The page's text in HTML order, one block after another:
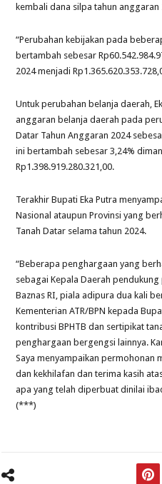
kembali dana silpa tahun anggaran
“Perubahan kebijakan pada
bertambah sebesar
2024 menjadi
Untuk perubahan belanja daerah,
anggaran belanja daerah pada
Datar Tahun Anggaran 2024
ini bertambah sebesar 3,24%
Rp1.398.919.280.321,00.
Terakhir Bupati Eka Putra
Nasional ataupun Provinsi yang
Tanah Datar selama tahun 2024.
“Beberapa penghargaan yang
sebagai Kepala Daerah
Baznas RI, piala adipura dua kali
Kementerian ATR/BPN kepada
kontribusi BPHTB dan sertipikat
penghargaan bergengsi lainnya.
Saya menyampaikan permohonan
dan kekhilafan dan terima kasih
apa yang telah diperbuat dinilai
(***)